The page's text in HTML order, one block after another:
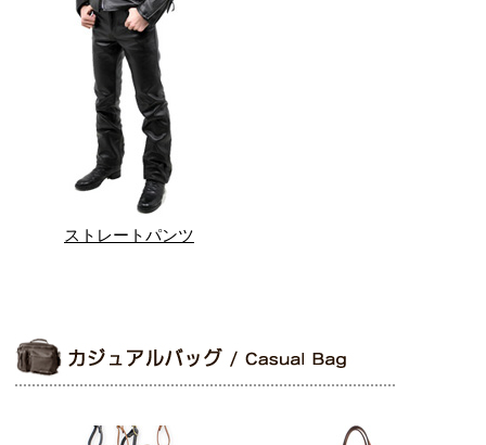
ストレートパンツ